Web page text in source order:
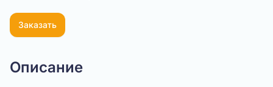
Заказать
Описание